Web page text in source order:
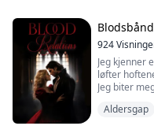
Blodsbånd
924
Jeg kjenner
løfter
Jeg biter
varme,
Aldersgap